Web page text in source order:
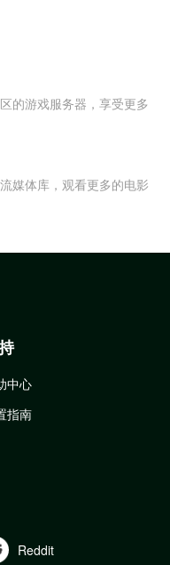
的游戏服务器，享受更多
媒体库，观看更多的电影
中心
指南
Reddit